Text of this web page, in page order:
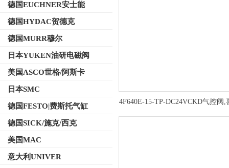
德国EUCHNER安士能
德国HYDAC贺德克
德国MURR穆尔
日本YUKEN油研电磁阀
美国ASCO世格/阿斯卡
日本SMC
德国FESTO|费斯托气缸
德国SICK/施克/西克
美国MAC
意大利UNIVER
4F640E-15-TP-DC24VCKD气控阀,